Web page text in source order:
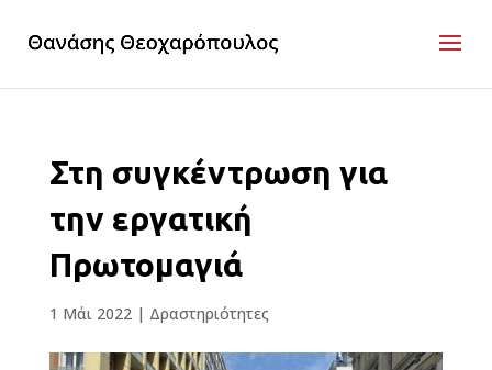
Στη συγκέντρωση για
την εργατική
Πρωτομαγιά
1 Μάι 2022| Δραστηριότητες